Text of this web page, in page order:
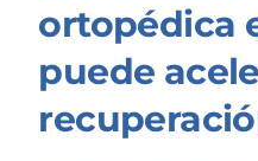
ortopédica
puede